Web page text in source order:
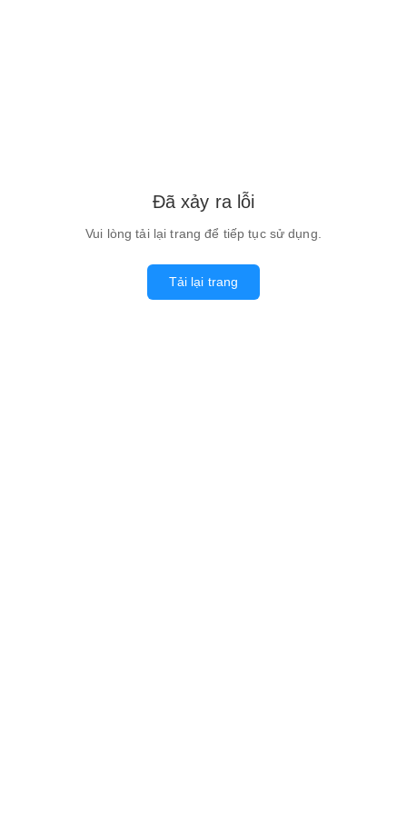
Đã xảy ra lỗi
Vui lòng tải lại trang để tiếp tục sử dụng.
Tải lại trang